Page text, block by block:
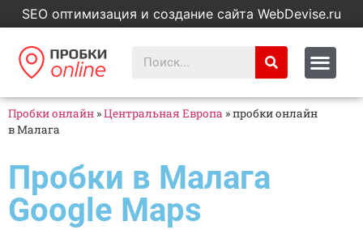
SEO оптимизация и создание сайта WebDevise.ru
Пробки онлайн »Центральная Европа »пробки онлайн
в Малага
Пробки в Малага
Google Maps